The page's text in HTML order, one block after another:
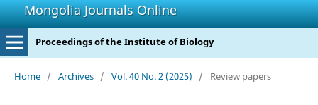
Mongolia Journals Online
Proceedings of the Institute of Biology
Home / Archives / Vol. 40 No. 2 (2025) / Review papers